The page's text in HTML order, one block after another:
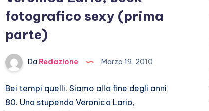
fotografico sexy (prima
parte)
Da Redazione Marzo 19, 2010
Bei tempi quelli. Siamo alla fine degli anni
80. Una stupenda Veronica Lario,